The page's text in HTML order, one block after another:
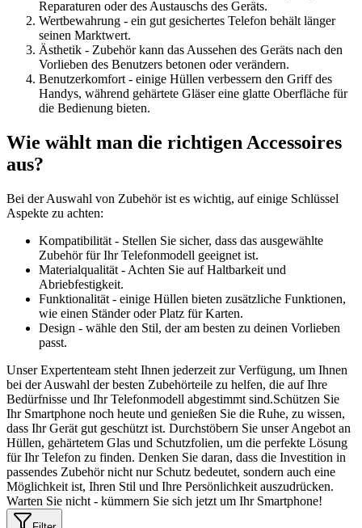
Reparaturen oder des Austauschs des Geräts.
Wertbewahrung - ein gut gesichertes Telefon behält länger
seinen Marktwert.
Ästhetik - Zubehör kann das Aussehen des Geräts nach den
Vorlieben des Benutzers betonen oder verändern.
Benutzerkomfort - einige Hüllen verbessern den Griff des
Handys, während gehärtete Gläser eine glatte Oberfläche für
die Bedienung bieten.
Wie wählt man die richtigen Accessoires
aus?
Bei der Auswahl von Zubehör ist es wichtig, auf einige Schlüssel
Aspekte zu achten:
Kompatibilität - Stellen Sie sicher, dass das ausgewählte
Zubehör für Ihr Telefonmodell geeignet ist.
Materialqualität - Achten Sie auf Haltbarkeit und
Abriebfestigkeit.
Funktionalität - einige Hüllen bieten zusätzliche Funktionen,
wie einen Ständer oder Platz für Karten.
Design - wähle den Stil, der am besten zu deinen Vorlieben
passt.
Unser Expertenteam steht Ihnen jederzeit zur Verfügung, um Ihnen
bei der Auswahl der besten Zubehörteile zu helfen, die auf Ihre
Bedürfnisse und Ihr Telefonmodell abgestimmt sind.Schützen Sie
Ihr Smartphone noch heute und genießen Sie die Ruhe, zu wissen,
dass Ihr Gerät gut geschützt ist. Durchstöbern Sie unser Angebot an
Hüllen, gehärtetem Glas und Schutzfolien, um die perfekte Lösung
für Ihr Telefon zu finden. Denken Sie daran, dass die Investition in
passendes Zubehör nicht nur Schutz bedeutet, sondern auch eine
Möglichkeit ist, Ihren Stil und Ihre Persönlichkeit auszudrücken.
Warten Sie nicht - kümmern Sie sich jetzt um Ihr Smartphone!